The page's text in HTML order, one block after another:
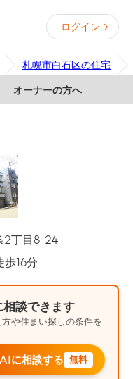
ログイン
札幌市白石区の住宅
オーナーの方へ
2丁目8-24
歩16分
談できます
や住まい探しの条件を
に相談する 無料